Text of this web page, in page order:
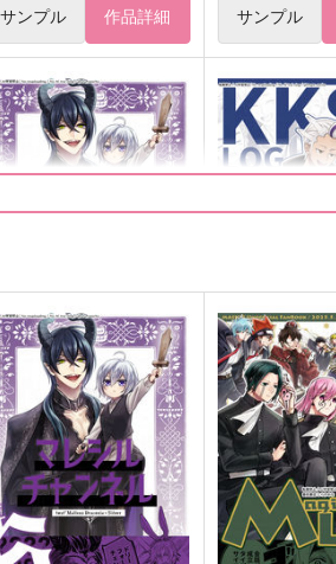
サンプル 作品詳細 サンプル
レシルチャンネル#6
色茶房。
円 （税込）
ウス×シルバー
サンプル 作品詳細
KKSG LOG2
朱色茶房、
629円（税込）
カキツバタ×スグリ
サンプル